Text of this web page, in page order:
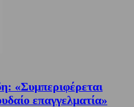
«Συμπεριφέρεται
επαγγελματία»